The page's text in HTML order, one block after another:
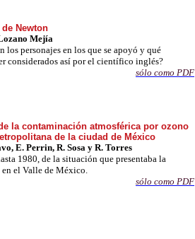
Newton
Mejía
los personajes en los que se apoyó y qué
considerados así por el científico inglés?
sólo como PDF
la contaminación atmosférica por ozono
de la ciudad de México
E. Perrin, R. Sosa y R. Torres
1980, de la situación que presentaba la
el Valle de México.
sólo como PDF